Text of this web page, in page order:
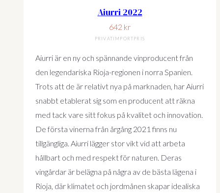
Aiurri 2022
642 kr
PRIVATIMPORTPRIS
Aiurri är en ny och spännande vinproducent från
den legendariska Rioja-regionen i norra Spanien.
Trots att de är relativt nya på marknaden, har Aiurri
snabbt etablerat sig som en producent att räkna
med tack vare sitt fokus på kvalitet och innovation.
De första vinerna från årgång 2021 finns nu
tillgängliga. Aiurri lägger stor vikt vid att arbeta
hållbart och med respekt för naturen. Deras
vingårdar är belägna på några av de bästa lägena i
Rioja, där klimatet och jordmånen skapar idealiska